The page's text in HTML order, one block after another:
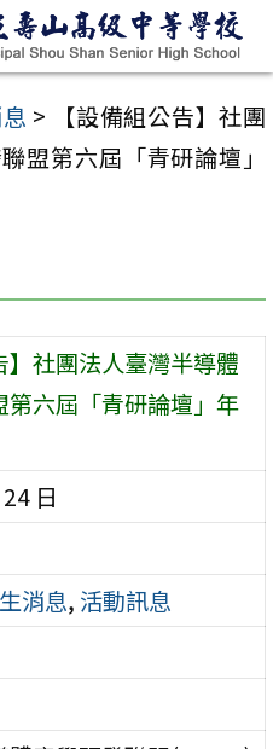
>
【設備組公告】社團
盟第六屆「青研論壇」
】社團法人臺灣半導體
第六屆「青研論壇」年
日
消息, 活動訊息